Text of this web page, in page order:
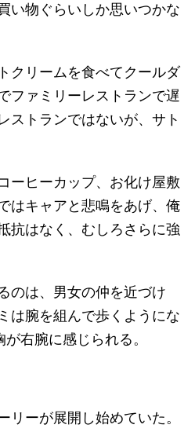
い物ぐらいしか思いつかな
クリームを食べてクールダ
ファミリーレストランで遅
ストランではないが、サト
ーヒーカップ、お化け屋敷
はキャアと悲鳴をあげ、俺
抗はなく、むしろさらに強
のは、男女の仲を近づけ
は腕を組んで歩くようにな
右腕に感じられる。
リーが展開し始めていた。